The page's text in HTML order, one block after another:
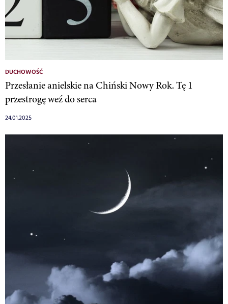
DUCHOWOŚĆ
Przesłanie anielskie na Chiński Nowy Rok. Tę 1
przestrogę weź do serca
24.01.2025